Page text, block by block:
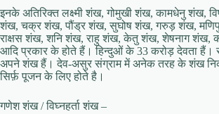
इनके अतिरिक्त लक्ष्मी शंख, गोमुखी शंख, कामधेनु शंख,
शंख, चक्र शंख, पौंड्र शंख, सुघोष शंख, गरुड़ शंख,
राक्षस शंख, शनि शंख, राहु शंख, केतु शंख, शेषनाग शंख,
आदि प्रकार के होते हैं। हिन्दुओं के 33 करोड़ देवता
अपने शंख हैं। देव-असुर संग्राम में अनेक तरह के शंख
सिर्फ़ पूजन के लिए होते है।
गणेश शंख / विघ्नहर्ता शंख –